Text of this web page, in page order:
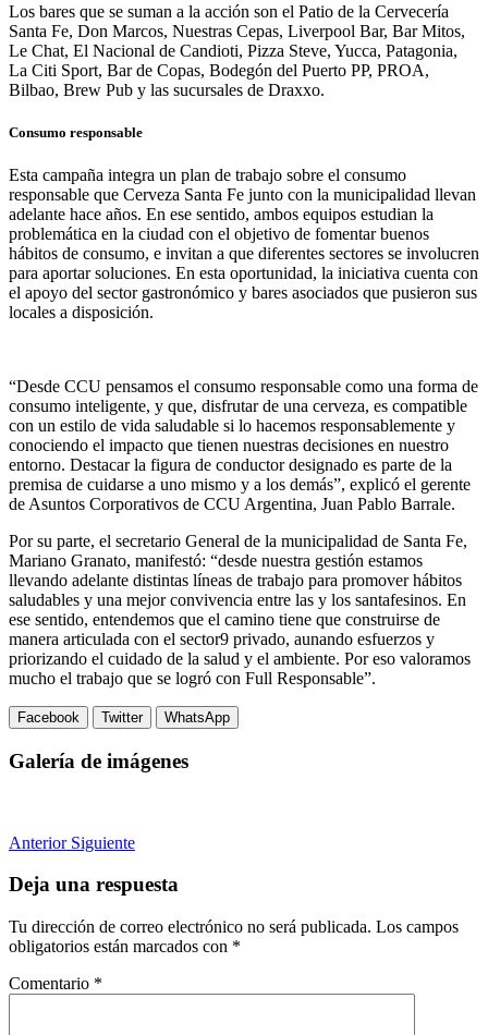
Los bares que se suman a la acción son el Patio de la Cervecería
Santa Fe, Don Marcos, Nuestras Cepas, Liverpool Bar, Bar Mitos,
Le Chat, El Nacional de Candioti, Pizza Steve, Yucca, Patagonia,
La Citi Sport, Bar de Copas, Bodegón del Puerto PP, PROA,
Bilbao, Brew Pub y las sucursales de Draxxo.
Consumo responsable
Esta campaña integra un plan de trabajo sobre el consumo
responsable que Cerveza Santa Fe junto con la municipalidad llevan
adelante hace años. En ese sentido, ambos equipos estudian la
problemática en la ciudad con el objetivo de fomentar buenos
hábitos de consumo, e invitan a que diferentes sectores se involucren
para aportar soluciones. En esta oportunidad, la iniciativa cuenta con
el apoyo del sector gastronómico y bares asociados que pusieron sus
locales a disposición.
“Desde CCU pensamos el consumo responsable como una forma de
consumo inteligente, y que, disfrutar de una cerveza, es compatible
con un estilo de vida saludable si lo hacemos responsablemente y
conociendo el impacto que tienen nuestras decisiones en nuestro
entorno. Destacar la figura de conductor designado es parte de la
premisa de cuidarse a uno mismo y a los demás”, explicó el gerente
de Asuntos Corporativos de CCU Argentina, Juan Pablo Barrale.
Por su parte, el secretario General de la municipalidad de Santa Fe,
Mariano Granato, manifestó: “desde nuestra gestión estamos
llevando adelante distintas líneas de trabajo para promover hábitos
saludables y una mejor convivencia entre las y los santafesinos. En
ese sentido, entendemos que el camino tiene que construirse de
manera articulada con el sector9 privado, aunando esfuerzos y
priorizando el cuidado de la salud y el ambiente. Por eso valoramos
mucho el trabajo que se logró con Full Responsable”.
Facebook Twitter WhatsApp
Galería de imágenes
Anterior Siguiente
Deja una respuesta
Tu dirección de correo electrónico no será publicada. Los campos
obligatorios están marcados con *
Comentario *